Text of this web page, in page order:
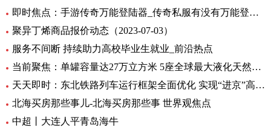
即时焦点：手游传奇万能登陆器_传奇私服有没有万能登录器
聚异丁烯商品报价动态（2023-07-03）
服务不间断 持续助力高校毕业生就业_前沿热点
当前聚焦：单罐容量达27万立方米 5座全球最大液化天然气储罐主体结构完工
天天即时：东北铁路列车运行框架全面优化 实现“进京”高铁“公交化”
北海买房那些事儿-北海买房那些事 世界观焦点
中超丨大连人平青岛海牛